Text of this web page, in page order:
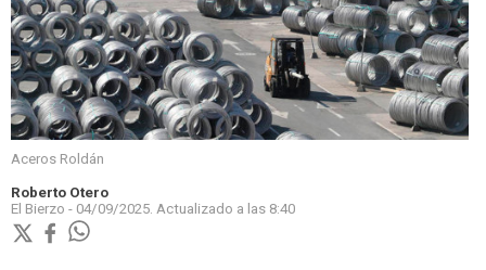
Aceros Roldán
Roberto Otero
El Bierzo - 04/09/2025. Actualizado a las 8:40